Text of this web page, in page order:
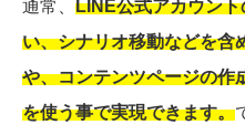
通常、 LINE公式アカウン
い、シナリオ移動などを含
や、コンテンツページの作
を使う事で実現できます。